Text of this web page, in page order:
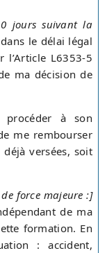
jours suivant la
le délai légal
L6353-5
ma décision de
à son
me rembourser
versées, soit
force majeure :]
de ma
formation. En
: accident,